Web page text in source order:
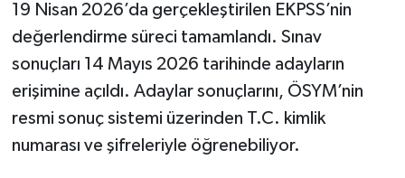
19 Nisan 2026’da gerçekleştirilen EKPSS’nin
değerlendirme süreci tamamlandı. Sınav
sonuçları 14 Mayıs 2026 tarihinde adayların
erişimine açıldı. Adaylar sonuçlarını, ÖSYM’nin
resmi sonuç sistemi üzerinden T.C. kimlik
numarası ve şifreleriyle öğrenebiliyor.